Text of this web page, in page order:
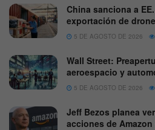
China sanciona a
exportación de
5 DE AGOSTO DE 2026
Wall Street:
aeroespacio y
5 DE AGOSTO DE 2026
Jeff Bezos planea
acciones de